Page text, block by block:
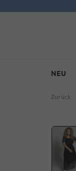
NEU
Zurück